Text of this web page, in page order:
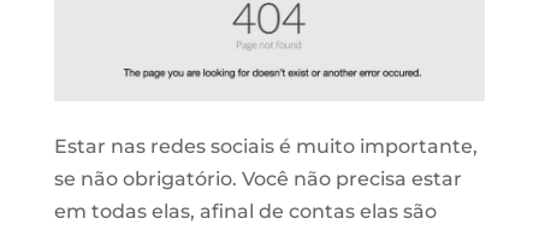
Estar nas redes sociais é muito importante,
se não obrigatório. Você não precisa estar
em todas elas, afinal de contas elas são